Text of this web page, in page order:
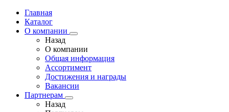
Главная
Каталог
О компании
Назад
О компании
Общая информация
Ассортимент
Достижения и награды
Вакансии
Партнерам
Назад